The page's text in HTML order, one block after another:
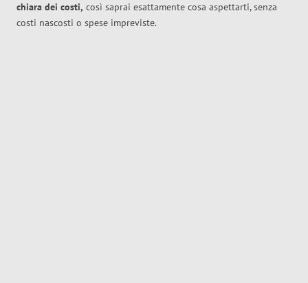
chiara dei costi, così saprai esattamente cosa aspettarti, senza
costi nascosti o spese impreviste.